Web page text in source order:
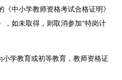
中小学教师资格考试合格证明》
，如未取得，则取消参加“特岗计
学教育或初等教育，教师资格证